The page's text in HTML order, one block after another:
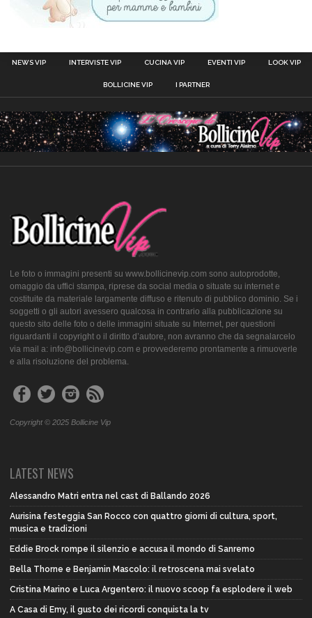
NEWS VIP INTERVISTE VIP CUCINA VIP EVENTI VIP LOOK VIP
BOLLICINE VIP I PARTNER
Le foto o immagini presenti su www.bollicinevip.com sono autoprodotte,
omaggio da uffici stampa, riprese da social media o situate su internet e
costituite da materiale largamente diffuso e ritenuto di pubblico dominio. Se i
soggetti o gli autori avessero qualcosa in contrario alla pubblicazione su
questo sito delle foto o delle immagini situate su Internet, per questioni
riguardanti il copyright o il diritto d’autore, non avranno che da segnalarcelo
via mail a: info@bollicinevip.com e provvederemo prontamente a rimuoverle
e alla risoluzione del problema.
Copyright © 2025 Bollicine Vip
LATEST NEWS
Alessandro Matri entra nel cast di Ballando 2026
Aurisina festeggia San Rocco con quattro giorni di cultura, sport,
musica e tradizioni
Eddie Brock rompe il silenzio e accusa il mondo di Sanremo
Bella Thorne e Benjamin Mascolo: il retroscena mai svelato
Cristina Marino e Luca Argentero: il nuovo scoop fa esplodere il web
A Casa di Emy, il gusto dei ricordi conquista la tv